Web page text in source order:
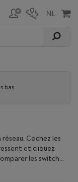
bas
Cochez les
et cliquez
les switch